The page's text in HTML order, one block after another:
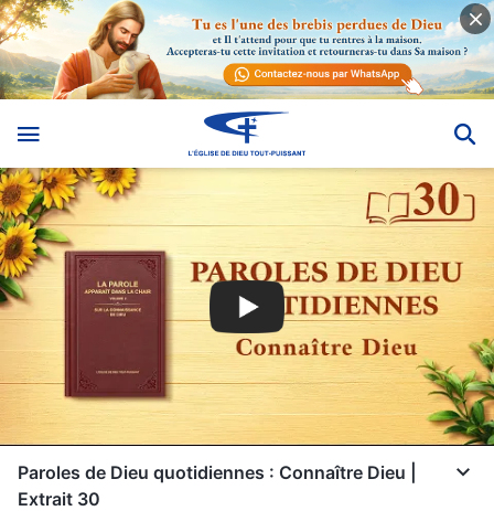
Paroles de Dieu quotidiennes : Connaître Dieu |
Extrait 30